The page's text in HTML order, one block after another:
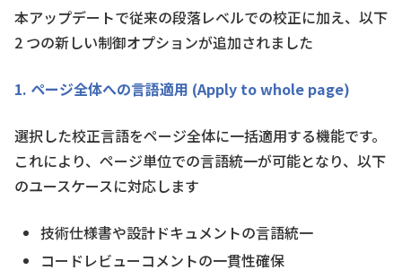
本アップデートで従来の段落レベルでの校正に加え、以下
2 つの新しい制御オプションが追加されました
1. ページ全体への言語適用 (Apply to whole page)
選択した校正言語をページ全体に一括適用する機能です。
これにより、ページ単位での言語統一が可能となり、以下
のユースケースに対応します
技術仕様書や設計ドキュメントの言語統一
コードレビューコメントの一貫性確保